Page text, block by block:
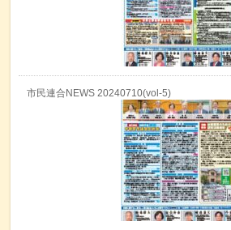
市民連合NEWS 20240710(vol-5)